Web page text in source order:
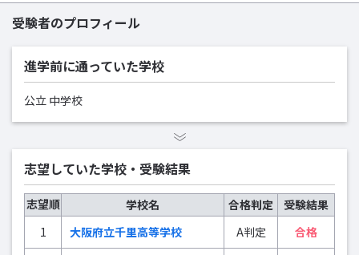
受験者のプロフィール
進学前に通っていた学校
公立 中学校
志望していた学校・受験結果
志望順 学校名 合格判定
受験結果
1
大阪府立千里高等学校 A判定
合格